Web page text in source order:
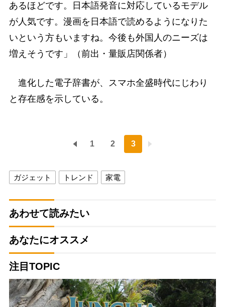
あるほどです。日本語発音に対応しているモデル
が人気です。漫画を日本語で読めるようになりた
いという方もいますね。今後も外国人のニーズは
増えそうです」（前出・量販店関係者）
進化した電子辞書が、スマホ全盛時代にじわり
と存在感を示している。
1 2 3
ガジェット トレンド 家電
あわせて読みたい
あなたにオススメ
注目TOPIC